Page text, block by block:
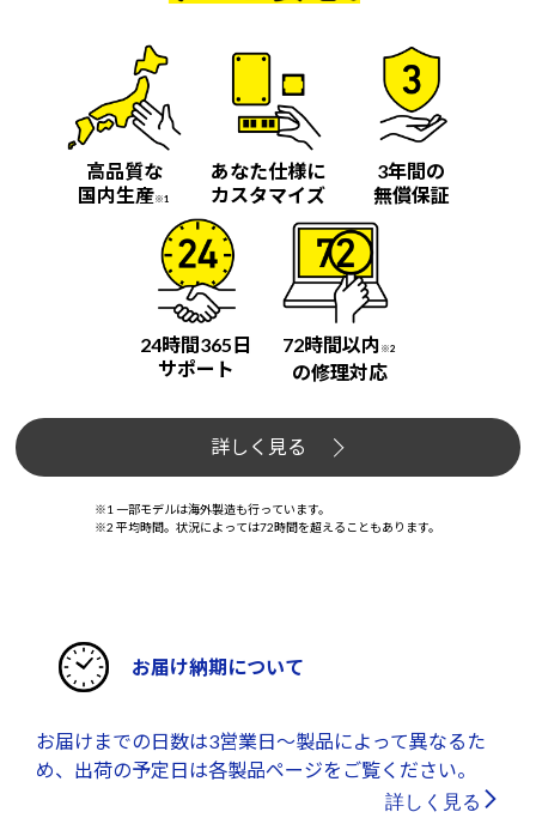
高品質な
国内生産※1
あなた仕様に
カスタマイズ
3年間の
無償保証
24時間365日
サポート
72時間以内 ※2
の修理対応
詳しく見る
※1 一部モデルは海外製造も行っています。
※2 平均時間。状況によっては72時間を超えることもあります。
お届け納期について
お届けまでの日数は3営業日～製品によって異なるた
め、出荷の予定日は各製品ページをご覧ください。
詳しく見る